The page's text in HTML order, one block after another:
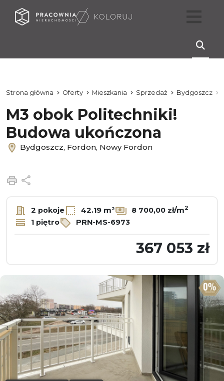
Strona główna Oferty Mieszkania Sprzedaż Bydgoszcz
M3 obok Politechniki!
Budowa ukończona
Bydgoszcz, Fordon, Nowy Fordon
Drukuj
2 pokoje 42.19 m² 8 700,00 zł/m2
1 piętro PRN-MS-6973
367 053 zł